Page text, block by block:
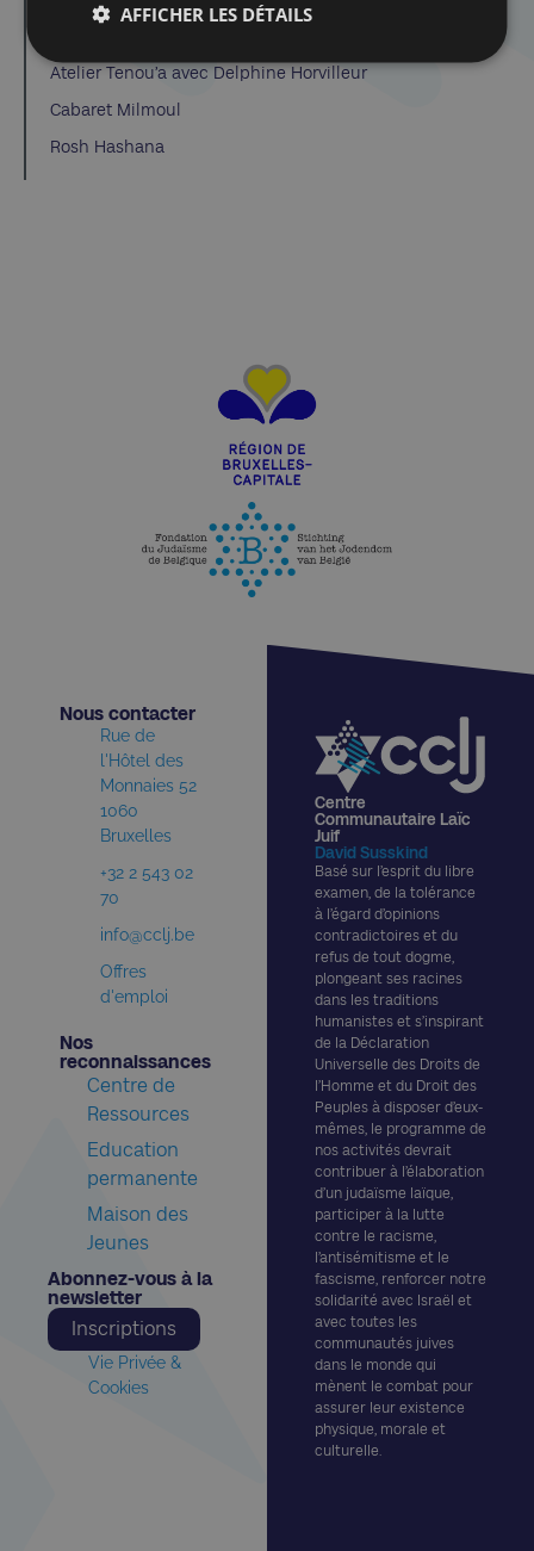
Atelier Tenou’a avec Delphine Horvilleur
Cabaret Milmoul
Rosh Hashana
Centre
Communautaire Laïc
Juif
David Susskind
Basé sur l’esprit du libre
examen, de la tolérance
à l’égard d’opinions
contradictoires et du
refus de tout dogme,
plongeant ses racines
dans les traditions
humanistes et s’inspirant
de la Déclaration
Universelle des Droits de
l’Homme et du Droit des
Peuples à disposer d’eux-
mêmes, le programme de
nos activités devrait
contribuer à l’élaboration
d’un judaïsme laïque,
participer à la lutte
contre le racisme,
l’antisémitisme et le
fascisme, renforcer notre
solidarité avec Israël et
avec toutes les
communautés juives
dans le monde qui
mènent le combat pour
assurer leur existence
physique, morale et
culturelle.
Nous contacter​
Rue de
l'Hôtel des
Monnaies 52
1060
Bruxelles
+32 2 543 02
70
info@cclj.be
Offres
d'emploi
Nos
reconnaissances​
Centre de
Ressources
Education
permanente
Maison des
Jeunes
Abonnez-vous à la
newsletter​
Inscriptions
Vie Privée &
Cookies
AFFICHER LES DÉTAILS